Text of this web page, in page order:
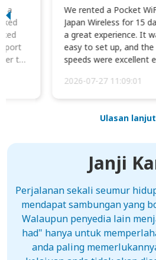
a
to
We rented a Pocket
Japan Wireless for 15
a great experience. It
easy to set up, and
speeds were excellent
2026-07-27 11:09:01
Ulasan lanjut
Janji
Perjalanan sekali seumur
mendapat sambungan yang
Walaupun penyedia lain
had" hanya untuk
anda paling